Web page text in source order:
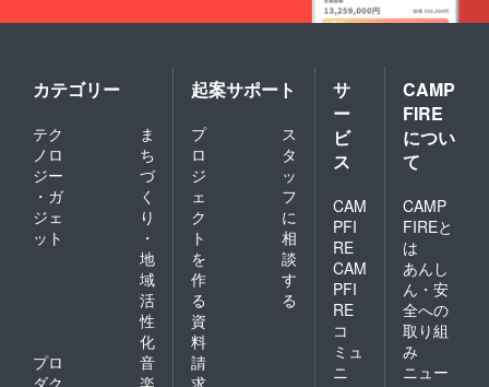
カテゴリー
テク
ノロ
ジー
・ガ
ジェ
ット
ま
ち
づ
く
り
・
地
域
活
性
化
プロ
ダク
音
楽
起案サポート
プ
ロ
ジ
ェ
ク
ト
を
作
る
ス
タ
ッ
フ
に
相
談
す
る
資
料
請
求
サ
ー
ビ
ス
CAM
PFI
RE
CAM
PFI
RE
コ
ミュ
ニ
CAMP
FIRE
につい
て
CAMP
FIREと
は
あんし
ん・安
全への
取り組
み
ニュー